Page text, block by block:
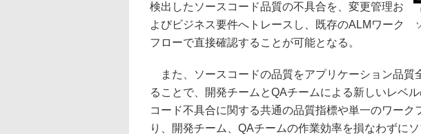
検出したソースコード品質の不具合を、変更管理お
よびビジネス要件へトレースし、既存のALMワーク
フローで直接確認することが可能となる。
また、ソースコードの品質をアプリケーション品質
ることで、開発チームとQAチームによる新しいレベ
コード不具合に関する共通の品質指標や単一のワーク
り、開発チーム、QAチームの作業効率を損なわずに